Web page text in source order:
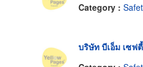
Category :
บริษัท บีเอ็ม เซฟ